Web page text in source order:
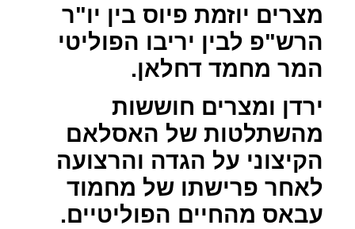
מצרים יוזמת פיוס בין יו"ר
הרש"פ לבין יריבו הפוליטי
המר מחמד דחלאן.
ירדן ומצרים חוששות
מהשתלטות של האסלאם
הקיצוני על הגדה והרצועה
לאחר פרישתו של מחמוד
עבאס מהחיים הפוליטיים.